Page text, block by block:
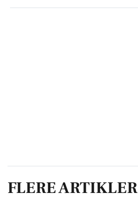
FLERE ARTIKLER